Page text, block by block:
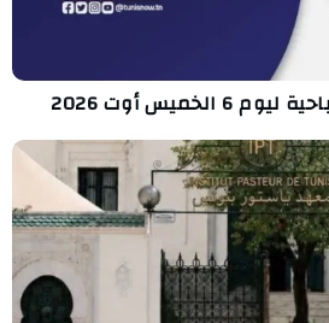
أوت 2026